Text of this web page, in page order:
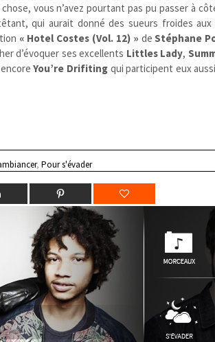
vous n’avez pourtant pas pu passer à
qui aurait donné des sueurs froides
« Hotel Costes (Vol. 12) » de Stéphane
d’évoquer ses excellents Littles Lady,
You’re Drifitingqui participent eux
,Pour s'évader